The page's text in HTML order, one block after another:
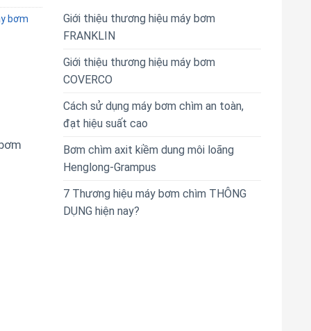
Giới thiệu thương hiệu máy bơm
FRANKLIN
Giới thiệu thương hiệu máy bơm
COVERCO
Cách sử dụng máy bơm chìm an toàn,
đạt hiệu suất cao
Bơm chìm axit kiềm dung môi loãng
Henglong-Grampus
7 Thương hiệu máy bơm chìm THÔNG
DỤNG hiện nay?
bơm